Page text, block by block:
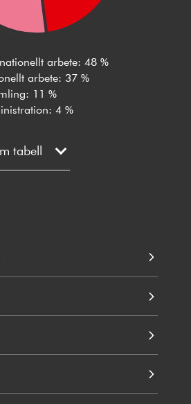
arbete: 48 %
arbete: 37 %
11 %
4 %
tabell